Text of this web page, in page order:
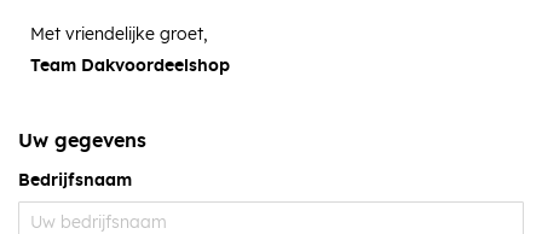
Met vriendelijke groet,
Team Dakvoordeelshop
Uw gegevens
Bedrijfsnaam